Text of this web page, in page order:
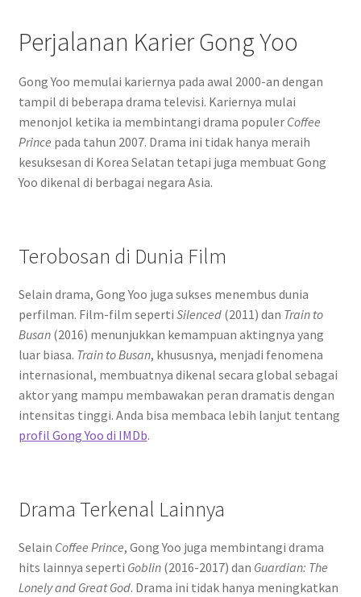
Perjalanan Karier Gong Yoo
Gong Yoo memulai kariernya pada awal 2000-an dengan
tampil di beberapa drama televisi. Kariernya mulai
menonjol ketika ia membintangi drama populer Coffee
Prince pada tahun 2007. Drama ini tidak hanya meraih
kesuksesan di Korea Selatan tetapi juga membuat Gong
Yoo dikenal di berbagai negara Asia.
Terobosan di Dunia Film
Selain drama, Gong Yoo juga sukses menembus dunia
perfilman. Film-film seperti Silenced(2011) dan Train to
Busan(2016) menunjukkan kemampuan aktingnya yang
luar biasa. Train to Busan, khususnya, menjadi fenomena
internasional, membuatnya dikenal secara global sebagai
aktor yang mampu membawakan peran dramatis dengan
intensitas tinggi. Anda bisa membaca lebih lanjut tentang
profil Gong Yoo di IMDb.
Drama Terkenal Lainnya
Selain Coffee Prince, Gong Yoo juga membintangi drama
hits lainnya seperti Goblin(2016-2017) dan Guardian: The
Lonely and Great God. Drama ini tidak hanya meningkatkan